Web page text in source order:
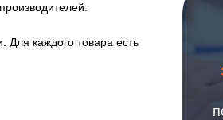
Для каждого товара есть